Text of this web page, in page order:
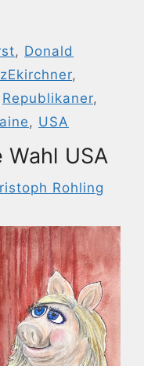
, Donald
,
Republikaner,
, USA
USA
Rohling